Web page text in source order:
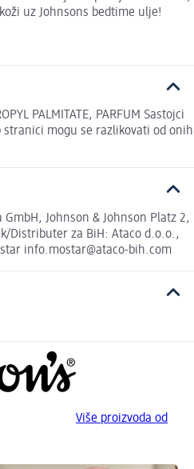
uz Johnsons bedtime ulje!
PALMITATE, PARFUM Sastojci
mogu se razlikovati od onih
Johnson & Johnson Platz 2,
Distributer za BiH: Ataco d.o.o.,
info.mostar@ataco-bih.com
Više proizvoda od